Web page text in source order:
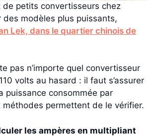
de petits convertisseurs chez
des modèles plus puissants,
Lek, dans le quartier chinois de
pas n’importe quel convertisseur
volts au hasard : il faut s’assurer
puissance consommée par
méthodes permettent de le vérifier.
les ampères en multipliant